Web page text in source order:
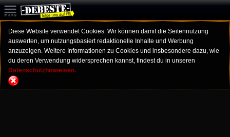
Diese Website verwendet Cookies. Wir können damit die Seitennutzung
auswerten, um nutzungsbasiert redaktionelle Inhalte und Werbung
anzuzeigen. Weitere Informationen zu Cookies und insbesondere dazu, wie
du deren Verwendung widersprechen kannst, findest du in unseren
Datenschutzhinweisen.